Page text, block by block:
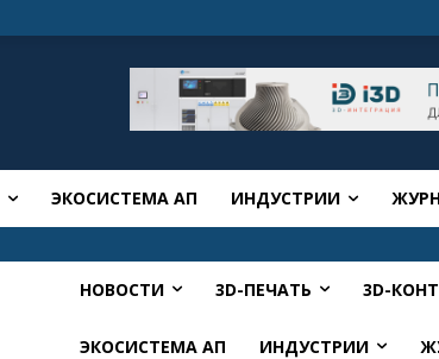
ЭКОСИСТЕМА АП ИНДУСТРИИ
НОВОСТИ 3D-ПЕЧАТЬ 3D-
ЭКОСИСТЕМА АП ИНДУСТРИИ